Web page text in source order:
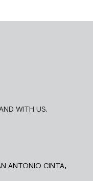
WITH US.
ANTONIO CINTA,